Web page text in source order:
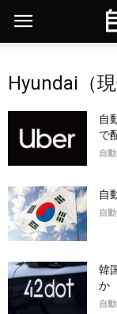
Hyundai（現
自
で
自
自
自
韓
か
自